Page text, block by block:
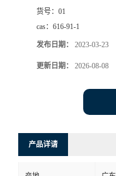
式
货号： 01
cas： 616-91-1
发布日期： 2023-03-23
更新日期： 2026-08-08
产品详请